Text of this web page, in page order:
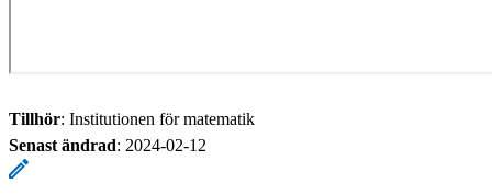
Tillhör: Institutionen för matematik
Senast ändrad: 2024-02-12